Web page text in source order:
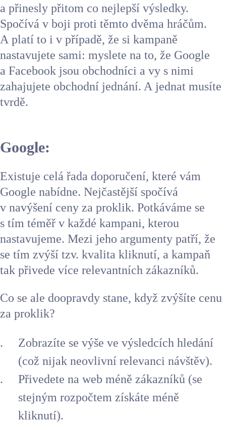
a přinesly přitom co nejlepší výsledky.
Spočívá v boji proti těmto dvěma hráčům.
A platí to i v případě, že si kampaně
nastavujete sami: myslete na to, že Google
a Facebook jsou obchodníci a vy s nimi
zahajujete obchodní jednání. A jednat musíte
tvrdě.
Google:
Existuje celá řada doporučení, které vám
Google nabídne. Nejčastější spočívá
v navýšení ceny za proklik. Potkáváme se
s tím téměř v každé kampani, kterou
nastavujeme. Mezi jeho argumenty patří, že
se tím zvýší tzv. kvalita kliknutí, a kampaň
tak přivede více relevantních zákazníků.
Co se ale doopravdy stane, když zvýšíte cenu
za proklik?
Zobrazíte se výše ve výsledcích hledání
(což nijak neovlivní relevanci návštěv).
Přivedete na web méně zákazníků (se
stejným rozpočtem získáte méně
kliknutí).